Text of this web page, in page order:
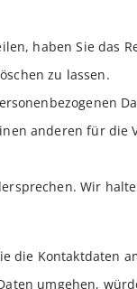
haben Sie das
zu lassen.
anderen für die
Wir
die Kontaktdaten
umgehen,